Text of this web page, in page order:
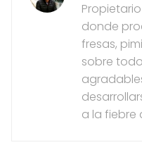
donde
fresas,
sobre
a la fiebre